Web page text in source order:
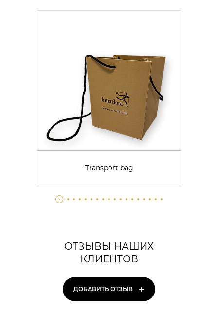
Transport bag
ОТЗЫВЫ НАШИХ
КЛИЕНТОВ
ДОБАВИТЬ ОТЗЫВ +